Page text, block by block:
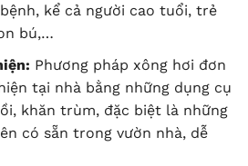
kể cả người cao tuổi, trẻ
bú,…
Phương pháp xông hơi đơn
tại nhà bằng những dụng cụ
khăn trùm, đặc biệt là những
có sẵn trong vườn nhà, dễ